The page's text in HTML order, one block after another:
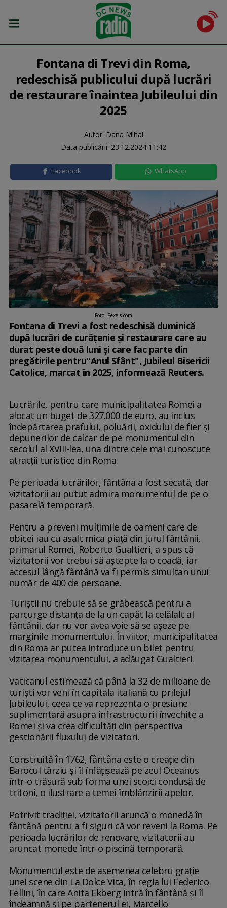
Fontana di Trevi din Roma,
redeschisă publicului după lucrări
de restaurare înaintea Jubileului din
2025
Autor: Dana Mihai
Data publicării: 23.12.2024 11:42
Facebook WhatsApp
Foto: Pexels.com
Fontana di Trevi a fost redeschisă duminică
după lucrări de curăţenie şi restaurare care au
durat peste două luni şi care fac parte din
pregătirile pentru"Anul Sfânt", Jubileul Bisericii
Catolice, marcat în 2025, informează Reuters.
Lucrările, pentru care municipalitatea Romei a
alocat un buget de 327.000 de euro, au inclus
îndepărtarea prafului, poluării, oxidului de fier şi
depunerilor de calcar de pe monumentul din
secolul al XVIII-lea, una dintre cele mai cunoscute
atracţii turistice din Roma.
Pe perioada lucrărilor, fântâna a fost secată, dar
vizitatorii au putut admira monumentul de pe o
pasarelă temporară.
Pentru a preveni mulţimile de oameni care de
obicei iau cu asalt mica piaţă din jurul fântânii,
primarul Romei, Roberto Gualtieri, a spus că
vizitatorii vor trebui să aştepte la o coadă, iar
accesul lângă fântână va fi permis simultan unui
număr de 400 de persoane.
Turiştii nu trebuie să se grăbească pentru a
parcurge distanţa de la un capăt la celălalt al
fântânii, dar nu vor avea voie să se aşeze pe
marginile monumentului. În viitor, municipalitatea
din Roma ar putea introduce un bilet pentru
vizitarea monumentului, a adăugat Gualtieri.
Vaticanul estimează că până la 32 de milioane de
turişti vor veni în capitala italiană cu prilejul
Jubileului, ceea ce va reprezenta o presiune
suplimentară asupra infrastructurii învechite a
Romei şi va crea dificultăţi din perspectiva
gestionării fluxului de vizitatori.
Construită în 1762, fântâna este o creaţie din
Barocul târziu şi îl înfăţişează pe zeul Oceanus
într-o trăsură sub forma unei scoici condusă de
tritoni, o ilustrare a temei îmblânzirii apelor.
Potrivit tradiţiei, vizitatorii aruncă o monedă în
fântână pentru a fi siguri că vor reveni la Roma. Pe
perioada lucrărilor de renovare, vizitatorii au
aruncat monede într-o piscină temporară.
Monumentul este de asemenea celebru graţie
unei scene din La Dolce Vita, în regia lui Federico
Fellini, în care Anita Ekberg intră în fântână şi îl
îndeamnă şi pe partenerul ei, Marcello